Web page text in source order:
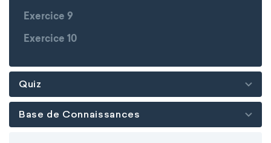
Exercice 9
Exercice 10
Quiz
Base de Connaissances